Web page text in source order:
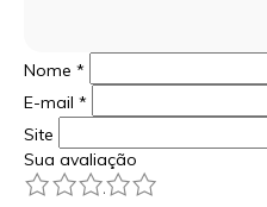
Nome *
E-mail *
Site
Sua avaliação
5
4
3
2